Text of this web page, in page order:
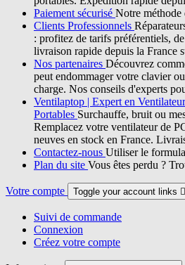
Paiement sécurisé Notre méthode
Clients Professionnels
: profitez de tarifs préférentiels,
livraison rapide depuis la France
Nos partenaires Découvrez
peut endommager votre clavier
charge. Nos conseils d'experts
Ventilaptop | Expert en
Portables Surchauffe, bruit ou
Remplacez votre ventilateur de
neuves en stock en France.
Contactez-nous Utiliser le
Plan du site Vous êtes perdu ?
Votre compte Toggle your account links 
Suivi de commande
Connexion
Créez votre compte